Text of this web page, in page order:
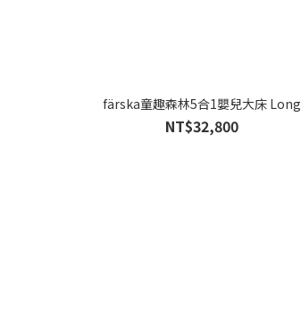
färska童趣森林5合1嬰兒大床 Long
NT$32,800